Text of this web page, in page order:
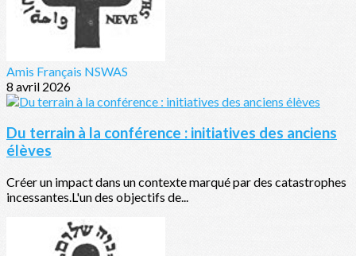
Amis Français NSWAS
8 avril 2026
Du terrain à la conférence : initiatives des anciens
élèves
Créer un impact dans un contexte marqué par des catastrophes
incessantes.L'un des objectifs de...